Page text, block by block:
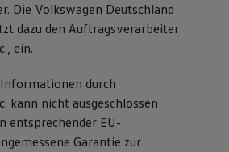
Die Volkswagen Deutschland
dazu den Auftragsverarbeiter
ein.
durch
kann nicht ausgeschlossen
entsprechender EU-
Garantie zur